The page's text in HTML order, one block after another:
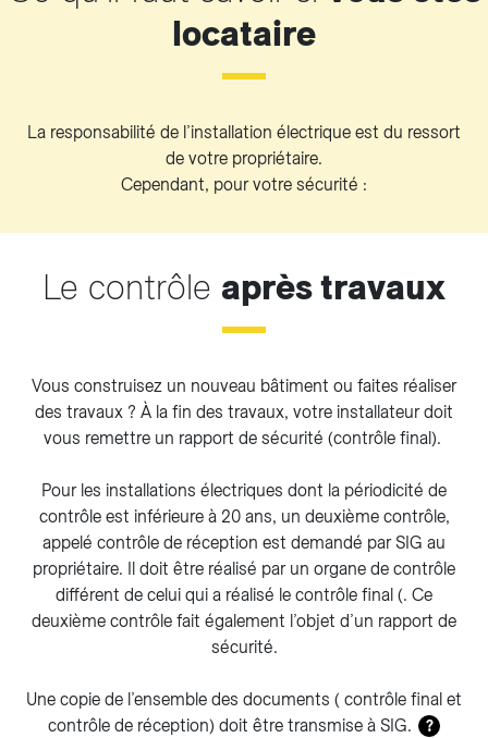
locataire
La responsabilité de l’installation électrique est du ressort
de votre propriétaire.
Cependant, pour votre sécurité :
Le contrôle après travaux
Vous construisez un nouveau bâtiment ou faites réaliser
des travaux ? À la fin des travaux, votre installateur doit
vous remettre un rapport de sécurité (contrôle final).
Pour les installations électriques dont la périodicité de
contrôle est inférieure à 20 ans, un deuxième contrôle,
appelé contrôle de réception est demandé par SIG au
propriétaire. Il doit être réalisé par un organe de contrôle
différent de celui qui a réalisé le contrôle final (. Ce
deuxième contrôle fait également l’objet d’un rapport de
sécurité.
Une copie de l’ensemble des documents ( contrôle final et
contrôle de réception) doit être transmise à SIG.
?